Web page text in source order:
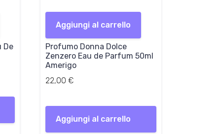
De
Aggiungi al carrello
Profumo Donna Dolce
Zenzero Eau de Parfum 50ml
Amerigo
22,00 €
Aggiungi al carrello